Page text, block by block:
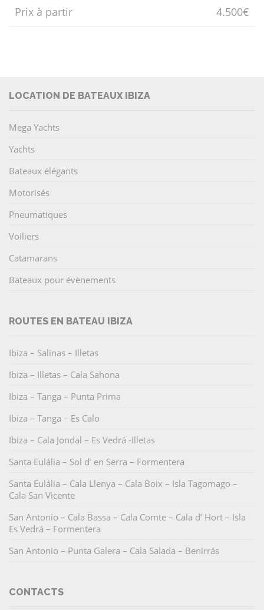
Prix ​​à partir 4.500€
LOCATION DE BATEAUX IBIZA
Mega Yachts
Yachts
Bateaux élégants
Motorisés
Pneumatiques
Voiliers
Catamarans
Bateaux pour évènements
ROUTES EN BATEAU IBIZA
Ibiza – Salinas – Illetas
Ibiza – Illetas – Cala Sahona
Ibiza – Tanga – Punta Prima
Ibiza – Tanga – Es Calo
Ibiza – Cala Jondal – Es Vedrá -Illetas
Santa Eulália – Sol d’ en Serra – Formentera
Santa Eulália – Cala Llenya – Cala Boix – Isla Tagomago –
Cala San Vicente
San Antonio – Cala Bassa – Cala Comte – Cala d’ Hort – Isla
Es Vedrá – Formentera
San Antonio – Punta Galera – Cala Salada – Benirrás
CONTACTS